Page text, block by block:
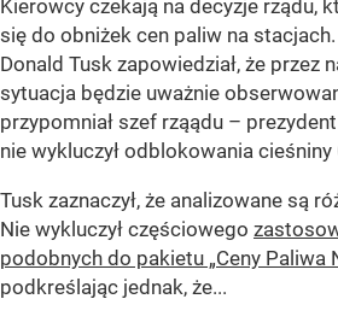
Kierowcy czekają na decyzje rządu,
się do obniżek cen paliw na
Donald Tusk zapowiedział, że przez
sytuacja będzie uważnie
przypomniał szef rząądu –
nie wykluczył odblokowania
Tusk zaznaczył, że analizowane są
Nie wykluczył częściowego
podobnych do pakietu „Ceny Paliwa
podkreślając jednak, że...